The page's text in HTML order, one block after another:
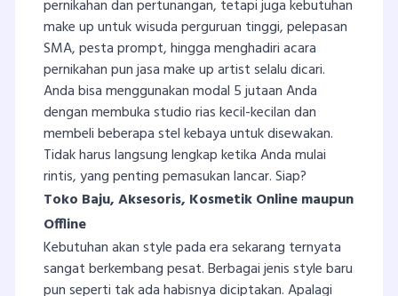
pernikahan dan pertunangan, tetapi juga kebutuhan
make up untuk wisuda perguruan tinggi, pelepasan
SMA, pesta prompt, hingga menghadiri acara
pernikahan pun jasa make up artist selalu dicari.
Anda bisa menggunakan modal 5 jutaan Anda
dengan membuka studio rias kecil-kecilan dan
membeli beberapa stel kebaya untuk disewakan.
Tidak harus langsung lengkap ketika Anda mulai
rintis, yang penting pemasukan lancar. Siap?
Toko Baju, Aksesoris, Kosmetik Online maupun
Offline
Kebutuhan akan style pada era sekarang ternyata
sangat berkembang pesat. Berbagai jenis style baru
pun seperti tak ada habisnya diciptakan. Apalagi